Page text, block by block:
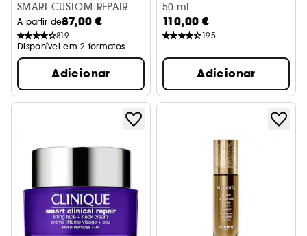
SMART CUSTOM-REPAIR
SERUM 30ML
A partir de87,00 €
819
Disponível em 2 formatos
Adicionar
50 ml
110,00 €
195
Adicionar